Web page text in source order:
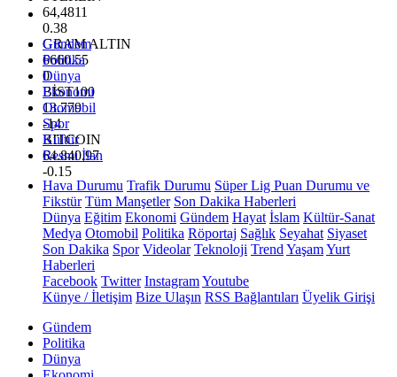
64,4811
0.38
GRAM ALTIN
6660.55
0
BİST100
13.779
-14
BITCOIN
64.840,97
-0.15
Gündem
Politika
Dünya
Ekonomi
Otomobil
Spor
Kültür
Resmi İlan
Hava Durumu Trafik Durumu Süper Lig Puan Durumu ve
Fikstür Tüm Manşetler Son Dakika Haberleri
Dünya Eğitim Ekonomi Gündem Hayat İslam Kültür-Sanat
Medya Otomobil Politika Röportaj Sağlık Seyahat Siyaset
Son Dakika Spor Videolar Teknoloji Trend YaşamYurt
Haberleri
Facebook Twitter InstagramYoutube
Künye / İletişim Bize Ulaşın RSS Bağlantıları Üyelik Girişi
Gündem
Politika
Dünya